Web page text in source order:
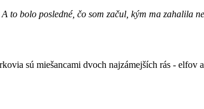
to bolo posledné, čo som začul, kým ma zahalila
sú miešancami dvoch najzámejších rás - elfov